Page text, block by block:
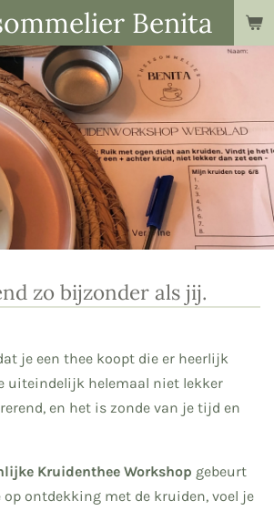
Benita
zo bijzonder als jij.
je een thee koopt die er heerlijk
uiteindelijk helemaal niet lekker
en het is zonde van je tijd en
Kruidenthee Workshop gebeurt
op ontdekking met de kruiden, voel je